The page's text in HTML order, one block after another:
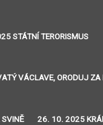
STÁTNÍ TERORISMUS
VÁCLAVE, ORODUJ ZA
26. 10. 2025